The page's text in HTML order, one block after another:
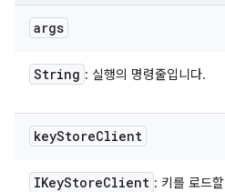
args
String : 실행의 명령줄입니다.
keyStoreClient
IKeyStoreClient : 키를 로드할